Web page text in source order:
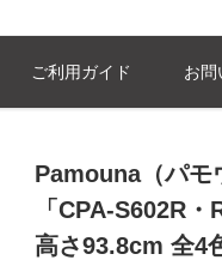
ご利用ガイド お問
Pamouna（パモ
「CPA-S602R
高さ93.8cm 全4